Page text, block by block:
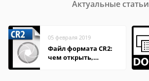
Актуальные статьи
05 февраля 2019
Файл формата CR2:
чем открыть,